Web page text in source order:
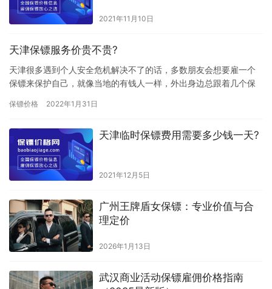
2021年11月10日
天津保镖服务价贵不贵?
天津很多遇到个人安全危机解决不了的话，多数朋友会想要雇一个
保镖来保护自己，就像当地的有钱人一样，外出身边总跟着几个保
务价贵…
保镖价格 2022年1月31日
天津临时保镖费用需要多少钱一天?
2021年12月5日
广州王牌盾女保镖：专业价值与合
理定价
2026年1月13日
武汉商业活动保镖雇佣价格指南